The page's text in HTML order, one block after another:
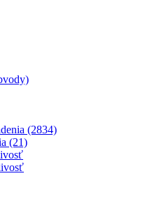
(2834)
(21)